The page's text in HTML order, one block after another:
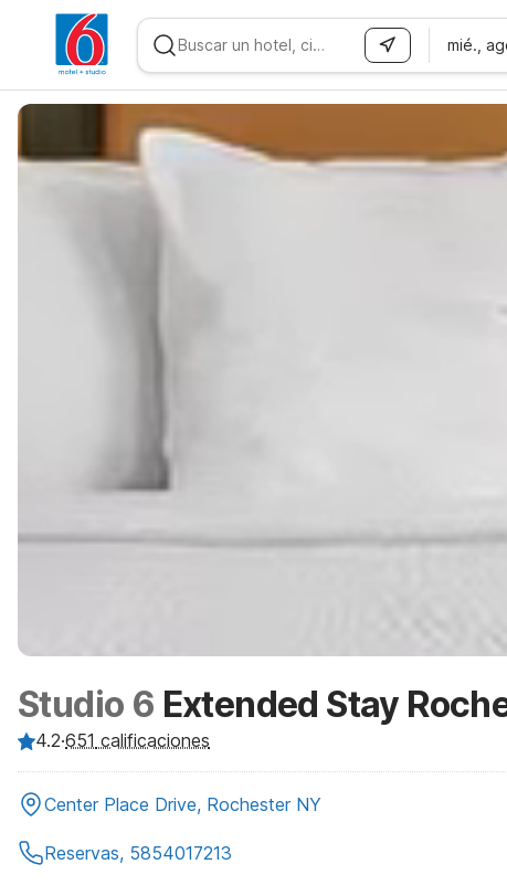
mié.,
Studio 6 Extended Stay
4.2·651 calificaciones
Center Place Drive, Rochester NY
Reservas, 5854017213